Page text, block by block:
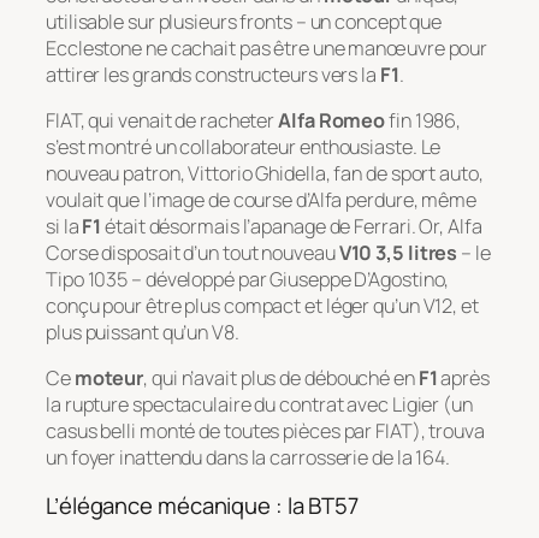
utilisable sur plusieurs fronts – un concept que
Ecclestone ne cachait pas être une manœuvre pour
attirer les grands constructeurs vers la F1.
FIAT, qui venait de racheterAlfa Romeofin 1986,
s’est montré un collaborateur enthousiaste. Le
nouveau patron, Vittorio Ghidella, fan de sport auto,
voulait que l’image de course d’Alfa perdure, même
si laF1était désormais l’apanage de Ferrari. Or, Alfa
Corse disposait d’un tout nouveauV10 3,5 litres – le
Tipo 1035 – développé par Giuseppe D’Agostino,
conçu pour être plus compact et léger qu’un V12, et
plus puissant qu’un V8.
Cemoteur, qui n’avait plus de débouché enF1après
la rupture spectaculaire du contrat avec Ligier (un
casus belli monté de toutes pièces par FIAT), trouva
un foyer inattendu dans la carrosserie de la 164.
L’élégance mécanique : la BT57